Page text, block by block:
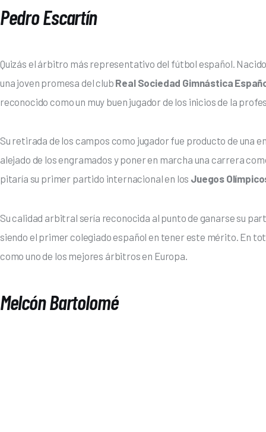
Pedro Escartín
Quizás el árbitro más representativo del fútbol español.
una joven promesa del club Real Sociedad Gimnástica
reconocido como un muy buen jugador de los inicios de la
Su retirada de los campos como jugador fue producto de una
alejado de los engramados y poner en marcha una carrera
pitaría su primer partido internacional en los Juegos
Su calidad arbitral sería reconocida al punto de ganarse su
siendo el primer colegiado español en tener este mérito. En
como uno de los mejores árbitros en Europa.
Melcón Bartolomé